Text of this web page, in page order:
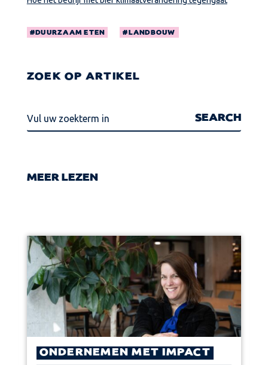
DUURZAAM ETEN LANDBOUW
ZOEK OP ARTIKEL
MEER LEZEN
ONDERNEMEN MET IMPACT